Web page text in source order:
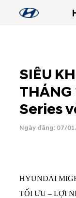
SIÊU
Series
Ngày đăng: 07/
HYUNDAI
TỐI ƯU – LỢI